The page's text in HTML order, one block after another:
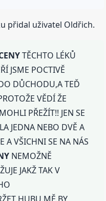
přidal uživatel Oldřich.
TĚCHTO LÉKŮ
JSME POCTIVĚ
DŮCHODU,A TEĎ
VĚDÍ ŽE
PŘEŽÍT!! JEN SE
JEDNA NEBO DVĚ A
A VŠICHNI SE NA NÁS
NEMOŽNĚ
JAKŽ TAK V